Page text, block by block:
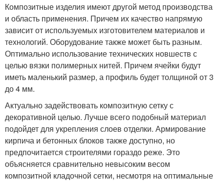
Композитные изделия имеют другой метод производства
и область применения. Причем их качество напрямую
зависит от используемых изготовителем материалов и
технологий. Оборудование также может быть разным.
Оптимально использование технических новшеств с
целью вязки полимерных нитей. Причем ячейки будут
иметь маленький размер, а профиль будет толщиной от 3
до 4 мм.
Актуально задействовать композитную сетку с
декоративной целью. Лучше всего подобный материал
подойдет для укрепления слоев отделки. Армирование
кирпича и бетонных блоков также доступно, но
предпочитается строителями гораздо реже. Это
объясняется сравнительно невысоким весом
композитной кладочной сетки, несмотря на оптимальные